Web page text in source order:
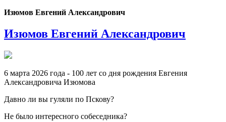
Изюмов Евгений Александрович
Изюмов Евгений Александрович
6 марта 2026 года - 100 лет со дня рождения Евгения
Александровича Изюмова
Давно ли вы гуляли по Пскову?
Не было интересного собеседника?